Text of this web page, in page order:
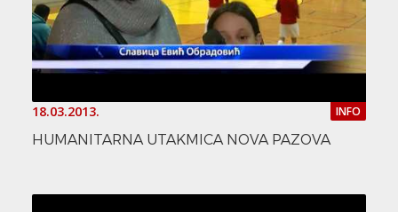
18.03.2013. INFO
HUMANITARNA UTAKMICA NOVA PAZOVA